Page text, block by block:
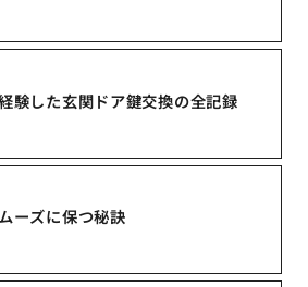
験した玄関ドア鍵交換の全記録
ーズに保つ秘訣